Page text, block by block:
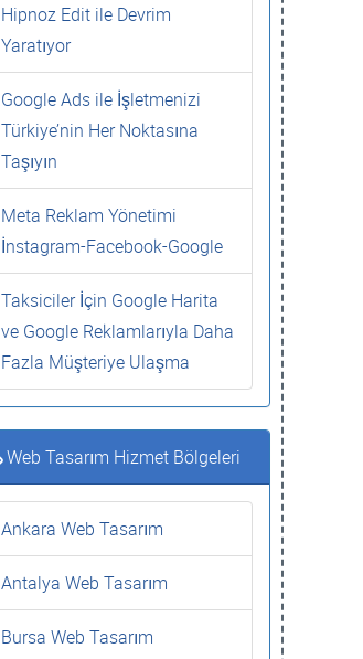
Hipnoz Edit ile Devrim
Yaratıyor
Google Ads ile İşletmenizi
Türkiye’nin Her Noktasına
Taşıyın
Meta Reklam Yönetimi
İnstagram-Facebook-Google
Taksiciler İçin Google Harita
ve Google Reklamlarıyla Daha
Fazla Müşteriye Ulaşma
Web Tasarım Hizmet Bölgeleri
Ankara Web Tasarım
Antalya Web Tasarım
Bursa Web Tasarım